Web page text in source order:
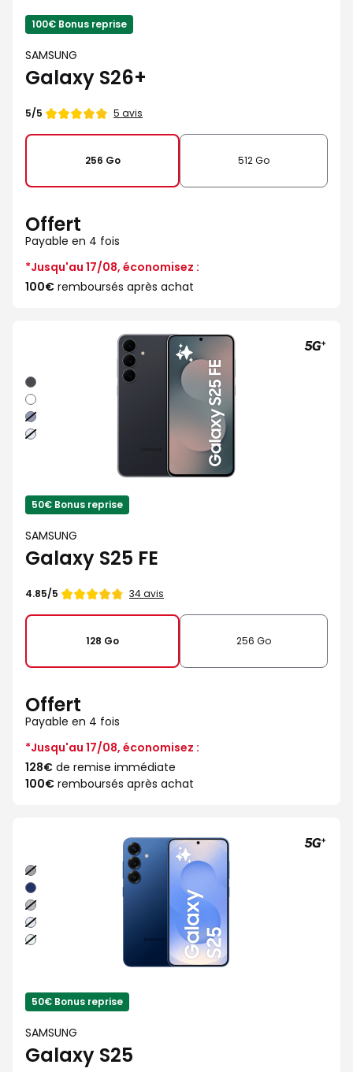
100€ Bonus reprise
SAMSUNG
Galaxy S26+
Note
5/5 5 avis
256 Go 512 Go
Offert
Payable en 4 fois
*Jusqu'au 17/08, économisez :
100€ remboursés après achat
Noir
absolu
Blanc
Bleu
nuit
Bleu
clair
50€ Bonus reprise
SAMSUNG
Galaxy S25 FE
Note
4.85/5 34 avis
128 Go 256 Go
Offert
Payable en 4 fois
*Jusqu'au 17/08, économisez :
128€ de remise immédiate
100€ remboursés après achat
Noir
absolu
Bleu
nuit
Gris
Bleu
clair
Vert
d'eau
50€ Bonus reprise
SAMSUNG
Galaxy S25